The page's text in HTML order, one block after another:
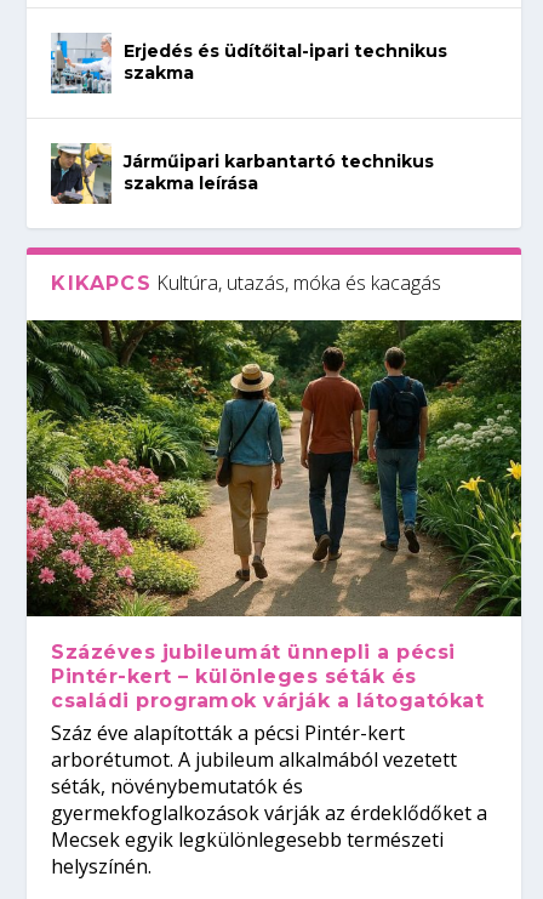
Erjedés és üdítőital-ipari technikus
szakma
Járműipari karbantartó technikus
szakma leírása
KIKAPCS Kultúra, utazás, móka és kacagás
Százéves jubileumát ünnepli a pécsi
Pintér-kert – különleges séták és
családi programok várják a látogatókat
Száz éve alapították a pécsi Pintér-kert
arborétumot. A jubileum alkalmából vezetett
séták, növénybemutatók és
gyermekfoglalkozások várják az érdeklődőket a
Mecsek egyik legkülönlegesebb természeti
helyszínén.